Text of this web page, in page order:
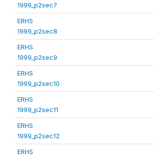
1999_p2sec7
ERHS
1999_p2sec8
ERHS
1999_p2sec9
ERHS
1999_p2sec10
ERHS
1999_p2sec11
ERHS
1999_p2sec12
ERHS